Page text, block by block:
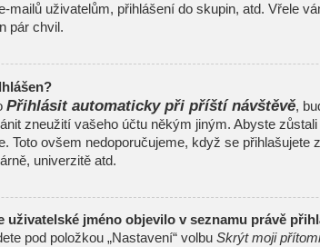
mailů uživatelům, přihlášení do skupin, atd. Vřele
pár chvil.
Přihlásit automaticky při příští návštěvě,
zneužití vašeho účtu někým jiným. Abyste
Toto ovšem nedoporučujeme, když se přihlašujete
univerzitě atd.
uživatelské jméno objevilo v seznamu právě
pod položkou „Nastavení“ volbu Skrýt moji